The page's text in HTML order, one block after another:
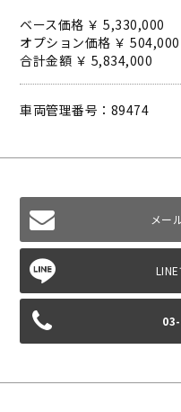
ベース価格 ￥ 5,330,000
オプション価格 ￥ 504,000
合計金額 ￥ 5,834,000
車両管理番号：89474
メー